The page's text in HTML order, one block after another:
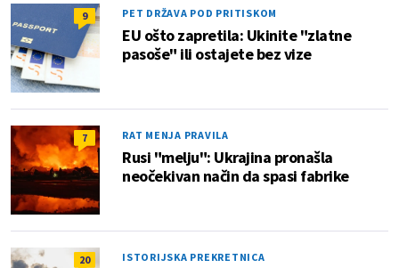
9 PET DRŽAVA POD PRITISKOM
EU ošto zapretila: Ukinite "zlatne
pasoše" ili ostajete bez vize
7 RAT MENJA PRAVILA
Rusi "melju": Ukrajina pronašla
neočekivan način da spasi fabrike
20 ISTORIJSKA PREKRETNICA